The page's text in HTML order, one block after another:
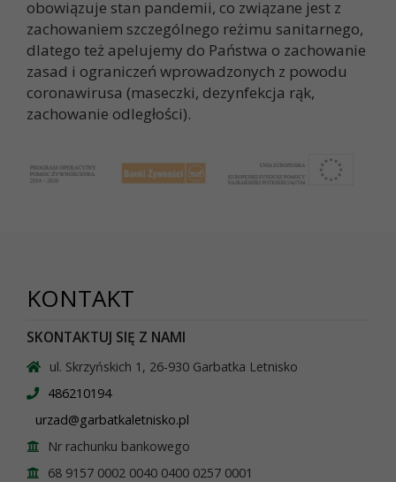
obowiązuje stan pandemii, co związane jest z
zachowaniem szczególnego reżimu sanitarnego,
dlatego też apelujemy do Państwa o zachowanie
zasad i ograniczeń wprowadzonych z powodu
coronawirusa (maseczki, dezynfekcja rąk,
zachowanie odległości).
KONTAKT
SKONTAKTUJ SIĘ Z NAMI
ul. Skrzyńskich 1, 26-930 Garbatka Letnisko
486210194
urzad@garbatkaletnisko.pl
Nr rachunku bankowego
68 9157 0002 0040 0400 0257 0001